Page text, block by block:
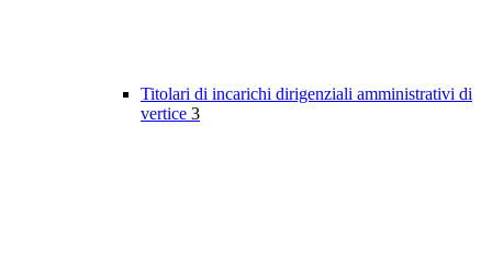
Titolari di incarichi dirigenziali amministrativi di
vertice 3